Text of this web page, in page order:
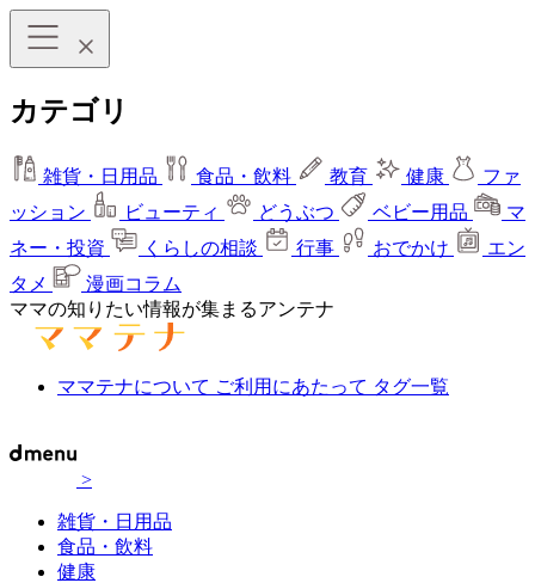
カテゴリ
雑貨・日用品 食品・飲料 教育 健康
ファ
ッション
ビューティ どうぶつ ベビー用品
マ
ネー・投資
くらしの相談 行事 おでかけ
エン
タメ
漫画コラム
ママの知りたい情報が集まるアンテナ
ママテナについて ご利用にあたって タグ一覧
>
雑貨・日用品
食品・飲料
健康